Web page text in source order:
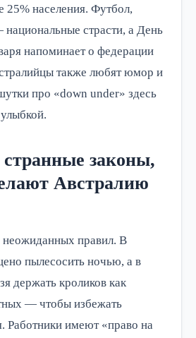
25% населения. Футбол,
страсти, а День
напоминает о федерации
также любят юмор и
про «down under» здесь
законы,
Австралию
неожиданных правил. В
пылесосить ночью, а в
держать кроликов как
— чтобы избежать
Работники имеют «право на